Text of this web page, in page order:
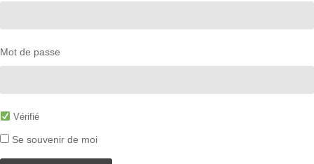
Mot de passe
Vérifié
Se souvenir de moi